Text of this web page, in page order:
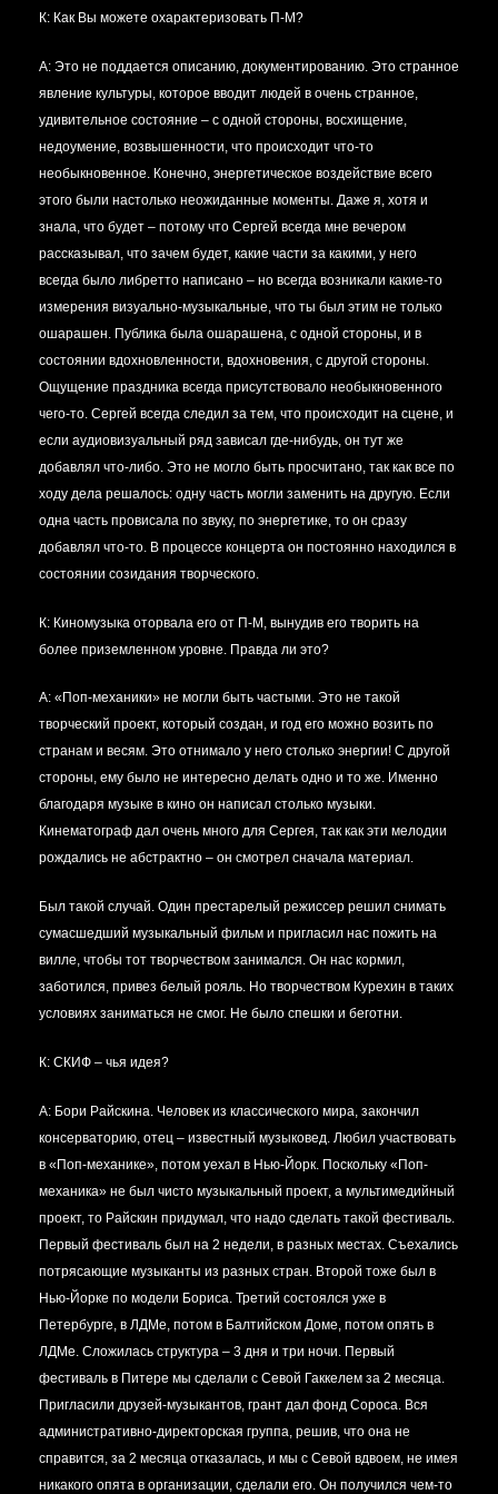
К: Как Вы можете охарактеризовать П-М?
А:Это не поддается описанию, документированию. Это странное
явление культуры, которое вводит людей в очень странное,
удивительное состояние – с одной стороны, восхищение,
недоумение, возвышенности, что происходит что-то
необыкновенное. Конечно, энергетическое воздействие всего
этого были настолько неожиданные моменты. Даже я, хотя и
знала, что будет – потому что Сергей всегда мне вечером
рассказывал, что зачем будет, какие части за какими, у него
всегда было либретто написано – но всегда возникали какие-то
измерения визуально-музыкальные, что ты был этим не только
ошарашен. Публика была ошарашена, с одной стороны, и в
состоянии вдохновленности, вдохновения, с другой стороны.
Ощущение праздника всегда присутствовало необыкновенного
чего-то. Сергей всегда следил за тем, что происходит на сцене, и
если аудиовизуальный ряд зависал где-нибудь, он тут же
добавлял что-либо. Это не могло быть просчитано, так как все по
ходу дела решалось: одну часть могли заменить на другую. Если
одна часть провисала по звуку, по энергетике, то он сразу
добавлял что-то. В процессе концерта он постоянно находился в
состоянии созидания творческого.
К: Киномузыка оторвала его от П-М, вынудив его творить на
более приземленном уровне. Правда ли это?
А:«Поп-механики» не могли быть частыми. Это не такой
творческий проект, который создан, и год его можно возить по
странам и весям. Это отнимало у него столько энергии! С другой
стороны, ему было не интересно делать одно и то же. Именно
благодаря музыке в кино он написал столько музыки.
Кинематограф дал очень много для Сергея, так как эти мелодии
рождались не абстрактно – он смотрел сначала материал.
Был такой случай. Один престарелый режиссер решил снимать
сумасшедший музыкальный фильм и пригласил нас пожить на
вилле, чтобы тот творчеством занимался. Он нас кормил,
заботился, привез белый рояль. Но творчеством Курехин в таких
условиях заниматься не смог. Не было спешки и беготни.
К: СКИФ – чья идея?
А:Бори Райскина. Человек из классического мира, закончил
консерваторию, отец – известный музыковед. Любил участвовать
в «Поп-механике», потом уехал в Нью-Йорк. Поскольку «Поп-
механика» не был чисто музыкальный проект, а мультимедийный
проект, то Райскин придумал, что надо сделать такой фестиваль.
Первый фестиваль был на 2 недели, в разных местах. Съехались
потрясающие музыканты из разных стран. Второй тоже был в
Нью-Йорке по модели Бориса. Третий состоялся уже в
Петербурге, в ЛДМе, потом в Балтийском Доме, потом опять в
ЛДМе. Сложилась структура – 3 дня и три ночи. Первый
фестиваль в Питере мы сделали с Севой Гаккелем за 2 месяца.
Пригласили друзей-музыкантов, грант дал фонд Сороса. Вся
административно-директорская группа, решив, что она не
справится, за 2 месяца отказалась, и мы с Севой вдвоем, не имея
никакого опята в организации, сделали его. Он получился чем-то